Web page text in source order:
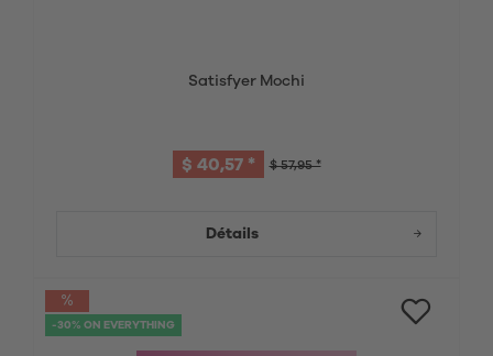
Satisfyer Mochi
$ 57,95 *
$ 40,57 *
Détails
-30% ON EVERYTHING